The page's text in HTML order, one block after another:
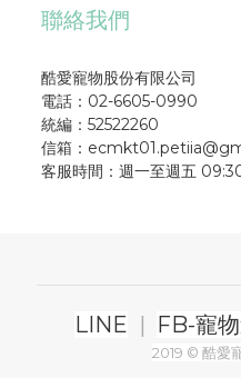
聯絡我們
酷愛寵物股份有限公司
電話：02-6605-0990
統編：52522260
信箱：
客服時間：週一至週五
LINE | FB-寵
2019 © 酷愛